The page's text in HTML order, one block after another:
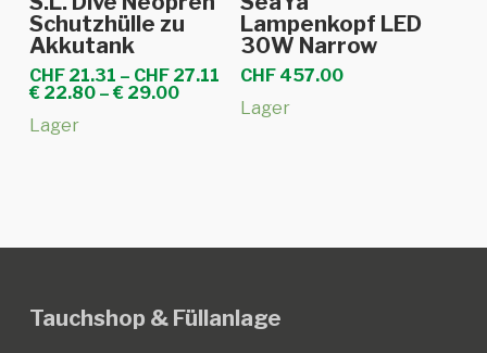
wählen
Produkt
weist
mehrere
Varianten
auf.
Produktseite
Schutzhülle zu
Akkutank
CHF21.31 – CHF27.11Preisspanne:
bis
€22.80– €29.00
Lager
wählen
Produkt
weist
mehrere
Varianten
Produktseite
Lampenkopf LED
30W Narrow
CHF 457.00
Lager
Tauchshop & Füllanlage